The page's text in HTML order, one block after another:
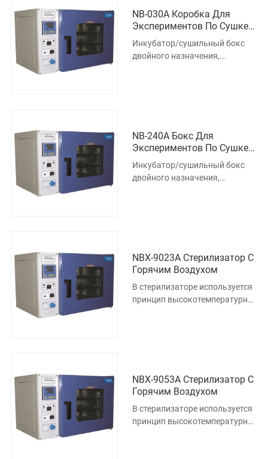
NB-030A Коробка Для
Экспериментов По Сушке
Культур
Инкубатор/сушильный бокс
двойного назначения,
NB-240A Бокс Для
Экспериментов По Сушке
Культур
Инкубатор/сушильный бокс
двойного назначения,
NBX-9023A Стерилизатор С
Горячим Воздухом
В стерилизаторе используется
принцип высокотемпературной
NBX-9053A Стерилизатор С
Горячим Воздухом
В стерилизаторе используется
принцип высокотемпературной